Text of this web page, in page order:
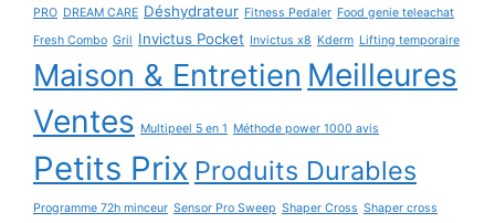
PRO DREAM CARE Déshydrateur Fitness Pedaler Food genie teleachat
Fresh Combo Gril Invictus Pocket Invictus x8 Kderm Lifting temporaire
Maison & Entretien Meilleures
Ventes Multipeel 5 en 1 Méthode power 1000 avis
Petits Prix Produits Durables
Programme 72h minceur Sensor Pro Sweep Shaper Cross Shaper cross